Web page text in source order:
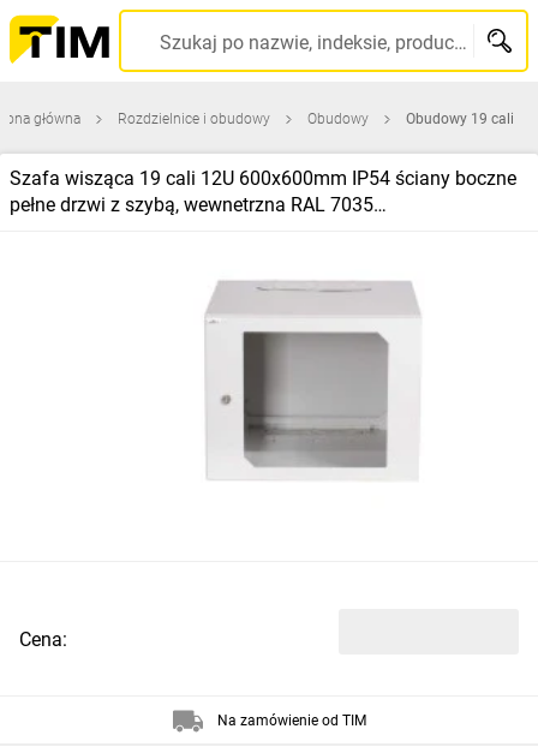
Szukaj po nazwie, indeksie, producencie, kodzie kreskowym...
główna Rozdzielnice i obudowy Obudowy Obudowy 19 cali
Szafa wisząca 19 cali 12U 600x600mm IP54 ściany boczne
pełne drzwi z szybą, wewnetrzna RAL 7035
Cena:
Na zamówienie od TIM